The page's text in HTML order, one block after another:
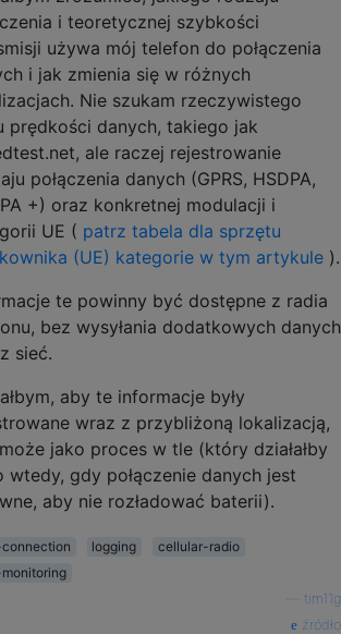
i teoretycznej szybkości
używa mój telefon do połączenia
i jak zmienia się w różnych
Nie szukam rzeczywistego
prędkości danych, takiego jak
ale raczej rejestrowanie
połączenia danych (GPRS, HSDPA,
+) oraz konkretnej modulacji i
UE ( patrz tabela dla sprzętu
(UE) kategorie w tym artykule ).
te powinny być dostępne z radia
bez wysyłania dodatkowych danych
sieć.
aby te informacje były
wraz z przybliżoną lokalizacją,
jako proces w tle (który działałby
wtedy, gdy połączenie danych jest
aby nie rozładować baterii).
logging
cellular-radio
tim11g
źródło